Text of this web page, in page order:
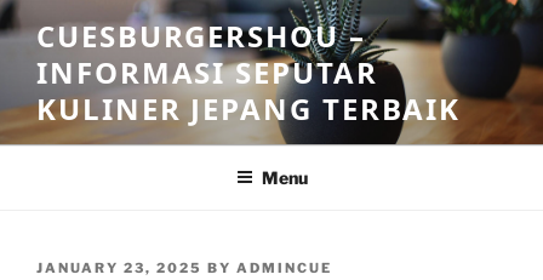
Skip
to
content
CUESBURGERSHOU –
INFORMASI SEPUTAR
KULINER JEPANG TERBAIK
Menu
POSTED
JANUARY 23, 2025 BY ADMINCUE